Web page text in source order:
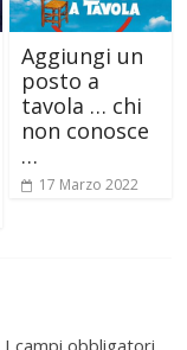
Aggiungi un
posto a
tavola … chi
non conosce
…
17 Marzo 2022
I campi obbligatori